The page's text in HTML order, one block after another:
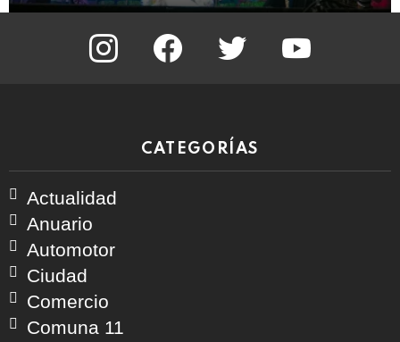
instagram facebook twitter youtube
CATEGORÍAS
Actualidad
Anuario
Automotor
Ciudad
Comercio
Comuna 11